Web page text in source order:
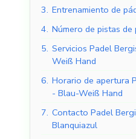
3. Entrenamiento de
4. Número de pistas de
5. Servicios Padel
Weiß Hand
6. Horario de apertura
- Blau-Weiß Hand
7. Contacto Padel
Blanquiazul